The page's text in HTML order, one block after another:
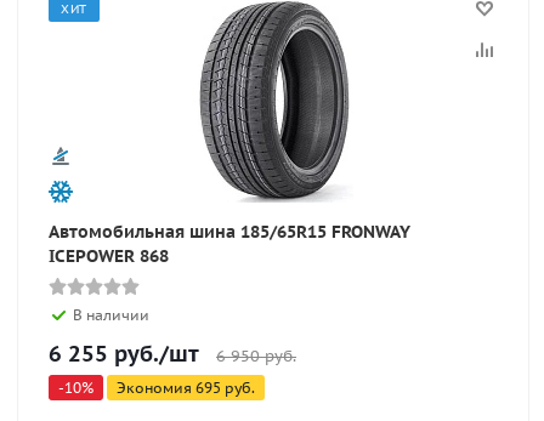
ХИТ
Автомобильная шина 185/65R15 FRONWAY
ICEPOWER 868
В наличии
6 255 руб./шт 6 950руб.
-10% Экономия 695 руб.